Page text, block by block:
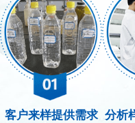
客户来样提供需求 分析